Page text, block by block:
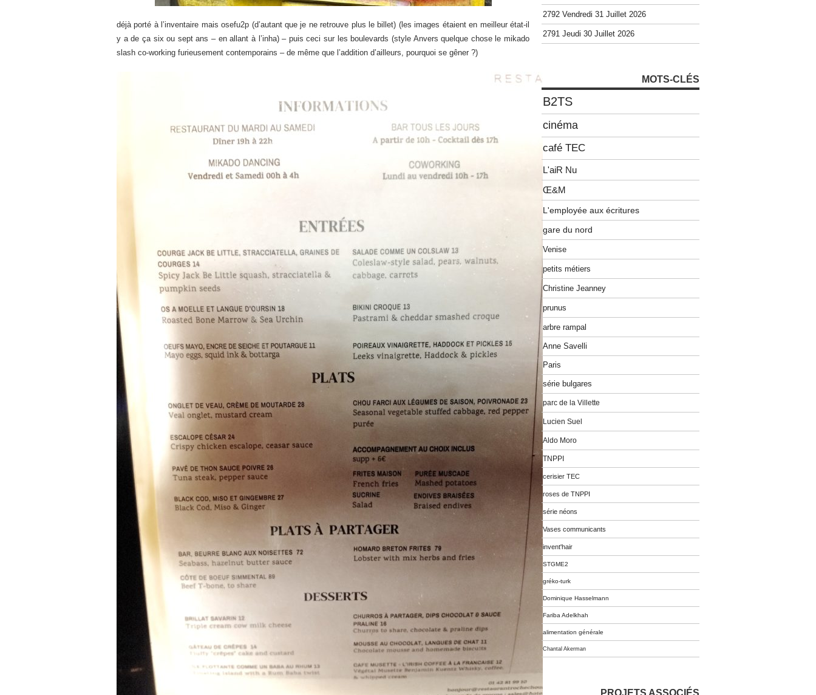
déjà porté à l’inventaire mais osefu2p (d’autant que je ne retrouve plus le billet) (les images étaient en meilleur état-il
y a de ça six ou sept ans – en allant à l’inha) – puis ceci sur les boulevards (style Anvers quelque chose le mikado
slash co-working furieusement contemporains – de même que l’addition d’ailleurs, pourquoi se gêner ?)
2792 Vendredi 31 Juillet 2026
2791 Jeudi 30 Juillet 2026
MOTS-CLÉS
B2TS
cinéma
café TEC
L'aiR Nu
Œ&M
L'employée aux écritures
gare du nord
Venise
petits métiers
Christine Jeanney
prunus
arbre rampal
Anne Savelli
Paris
série bulgares
parc de la Villette
Lucien Suel
Aldo Moro
TNPPI
cerisier TEC
roses de TNPPI
série néons
Vases communicants
invent'hair
STGME2
gréko-turk
Dominique Hasselmann
Fariba Adelkhah
alimentation générale
Chantal Akerman
PROJETS ASSOCIÉS